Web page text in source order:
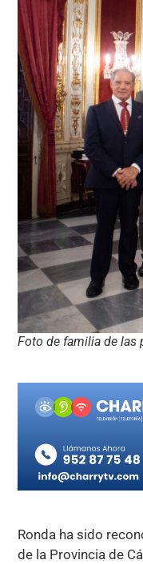
Foto de familia de las
Ronda ha sido
de la Provincia de